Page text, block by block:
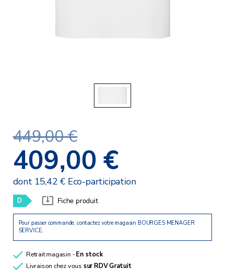
449,00 €
409,00 €
dont 15,42 € Eco-participation
D Fiche produit
Pour passer commande, contactez votre magasin BOURGES MENAGER
SERVICE.
Retrait magasin -En stock
Livraison chez vous sur RDVGratuit